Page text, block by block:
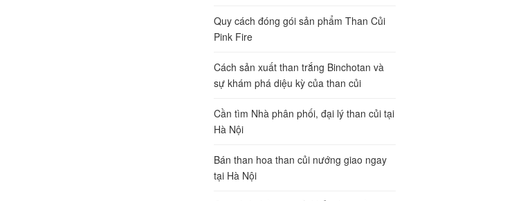
Quy cách đóng gói sản phẩm Than Củi
Pink Fire
Cách sản xuất than trắng Binchotan và
sự khám phá diệu kỳ của than củi
Cần tìm Nhà phân phối, đại lý than củi tại
Hà Nội
Bán than hoa than củi nướng giao ngay
tại Hà Nội